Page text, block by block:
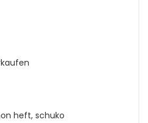
heft, schuko